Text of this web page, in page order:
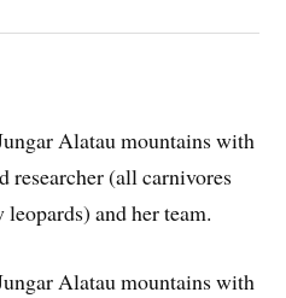
Alatau mountains with
researcher (all carnivores
and her team.
Alatau mountains with